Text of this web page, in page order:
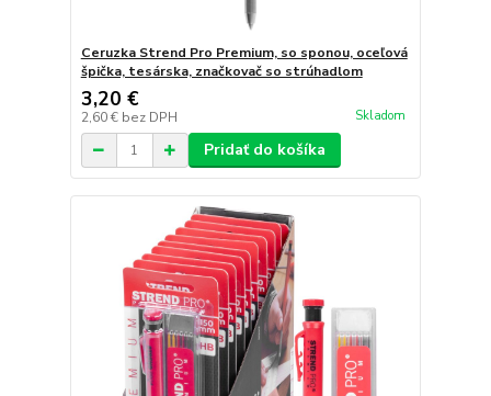
Ceruzka Strend Pro Premium, so sponou, oceľová
špička, tesárska, značkovač so strúhadlom
3,20 €
2,60 € bez DPH Skladom
Pridať do košíka